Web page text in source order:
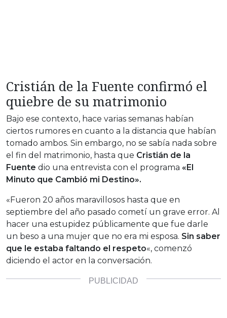
Cristián de la Fuente confirmó el
quiebre de su matrimonio
Bajo ese contexto, hace varias semanas habían
ciertos rumores en cuanto a la distancia que habían
tomado ambos. Sin embargo, no se sabía nada sobre
el fin del matrimonio, hasta que Cristián de la
Fuente dio una entrevista con el programa «El
Minuto que Cambió mi Destino».
«Fueron 20 años maravillosos hasta que en
septiembre del año pasado cometí un grave error. Al
hacer una estupidez públicamente que fue darle
un beso a una mujer que no era mi esposa. Sin saber
que le estaba faltando el respeto«, comenzó
diciendo el actor en la conversación.